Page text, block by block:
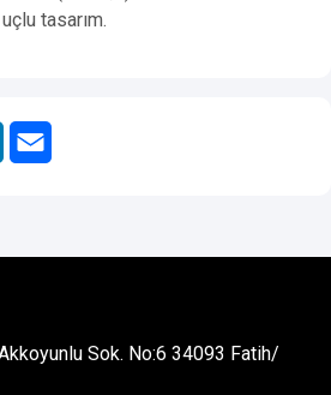
tasarım.
Sok. No:6 34093 Fatih/